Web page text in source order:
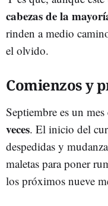
cabezas de la
rinden a medio
el olvido.
Comienzos y
Septiembre es un mes
veces. El inicio del
despedidas y
maletas para poner
los próximos nueve